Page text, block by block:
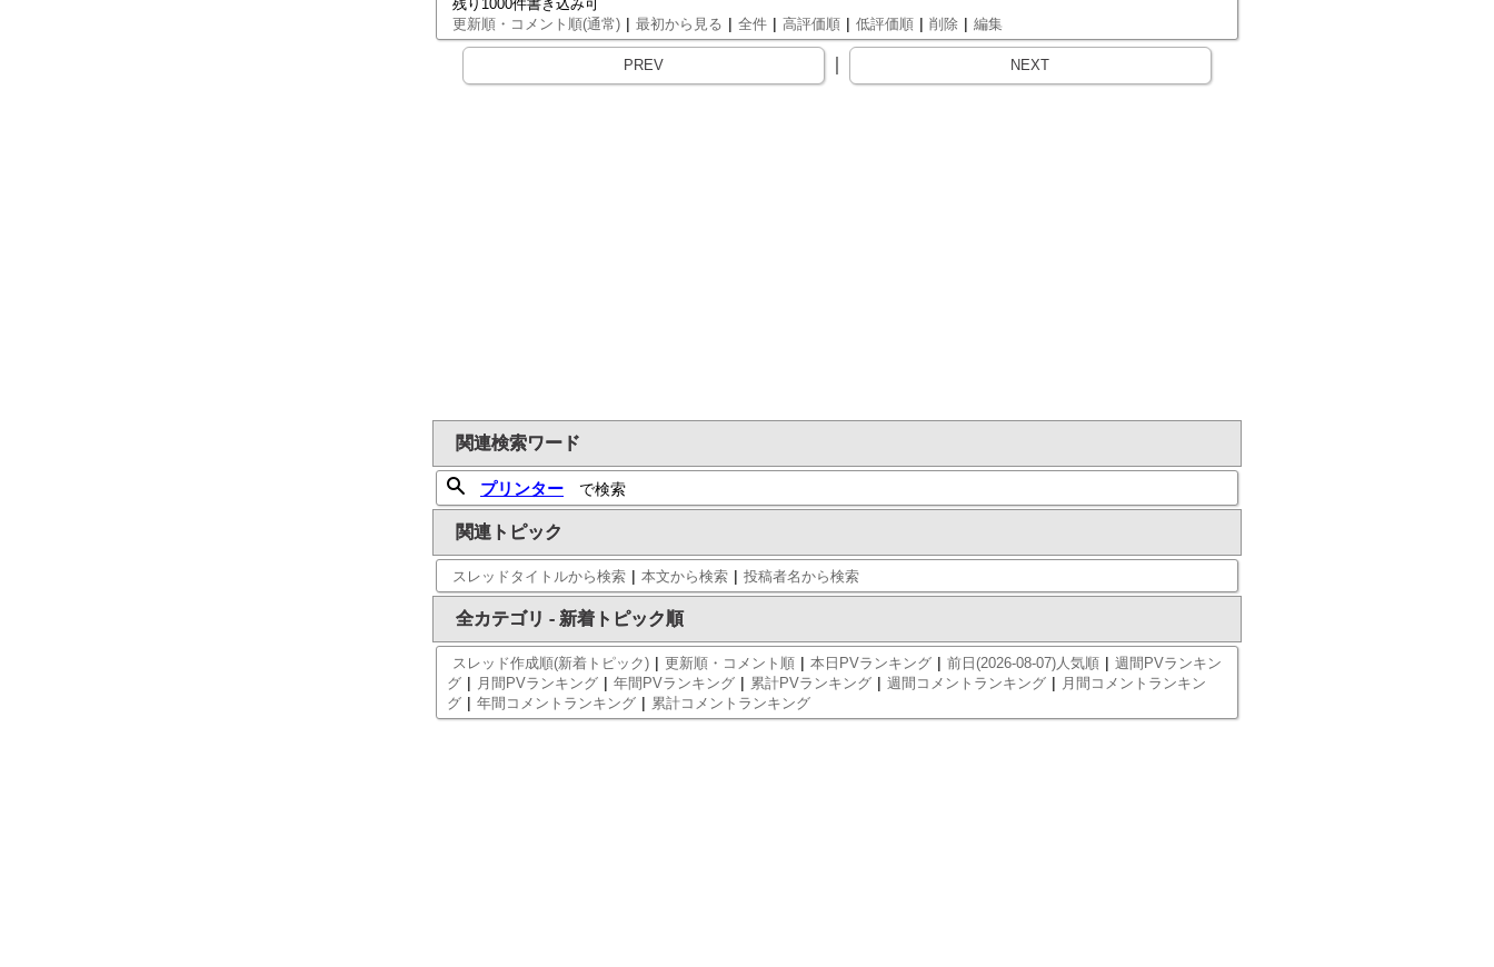
残り1000件書き込み可
更新順・コメント順(通常) | 最初から見る | 全件 | 高評価順 | 低評価順 | 削除 | 編集
PREV NEXT
関連検索ワード
プリンター で検索
関連トピック
スレッドタイトルから検索 | 本文から検索 | 投稿者名から検索
全カテゴリ - 新着トピック順
スレッド作成順(新着トピック) | 更新順・コメント順 | 本日PVランキング | 前日(2026-08-07)人気順 | 週間PVランキン
グ | 月間PVランキング | 年間PVランキング | 累計PVランキング | 週間コメントランキング | 月間コメントランキン
グ | 年間コメントランキング | 累計コメントランキング